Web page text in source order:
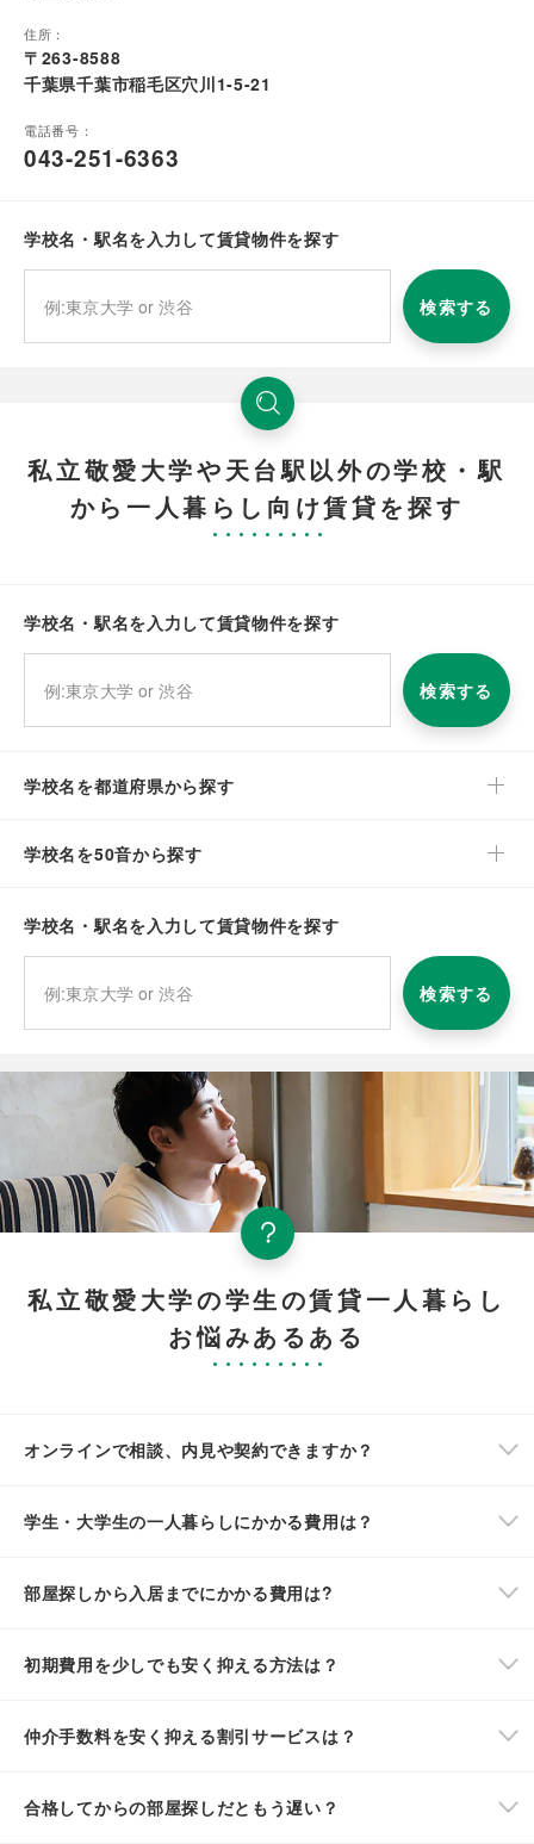
住所：
〒263-8588
千葉県千葉市稲毛区穴川1-5-21
電話番号：
043-251-6363
学校名・駅名を入力して賃貸物件を探す
検索する
私立敬愛大学や天台駅以外の学校・駅
から一人暮らし向け賃貸を探す
学校名・駅名を入力して賃貸物件を探す
検索する
学校名を都道府県から探す
学校名を50音から探す
学校名・駅名を入力して賃貸物件を探す
検索する
私立敬愛大学の学生の賃貸一人暮らし
お悩みあるある
オンラインで相談、内見や契約できますか？
学生・大学生の一人暮らしにかかる費用は？
部屋探しから入居までにかかる費用は?
初期費用を少しでも安く抑える方法は？
仲介手数料を安く抑える割引サービスは？
合格してからの部屋探しだともう遅い？